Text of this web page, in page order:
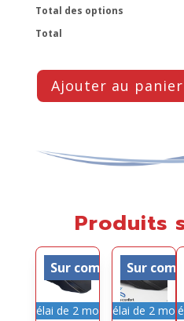
Total des options
Total
Ajouter au panier
Produits
Sur commande
Délai de 2 mois
Sur
Délai de 2 mois